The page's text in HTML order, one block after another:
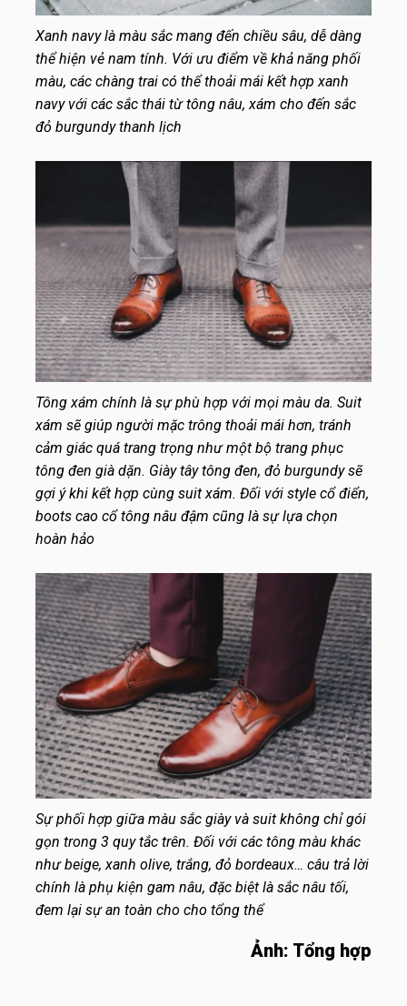
Xanh navy là màu sắc mang đến chiều sâu, dễ dàng
thể hiện vẻ nam tính. Với ưu điểm về khả năng phối
màu, các chàng trai có thể thoải mái kết hợp xanh
navy với các sắc thái từ tông nâu, xám cho đến sắc
đỏ burgundy thanh lịch
Tông xám chính là sự phù hợp với mọi màu da. Suit
xám sẽ giúp người mặc trông thoải mái hơn, tránh
cảm giác quá trang trọng như một bộ trang phục
tông đen già dặn. Giày tây tông đen, đỏ burgundy sẽ
gợi ý khi kết hợp cùng suit xám. Đối với style cổ điển,
boots cao cổ tông nâu đậm cũng là sự lựa chọn
hoàn hảo
Sự phối hợp giữa màu sắc giày và suit không chỉ gói
gọn trong 3 quy tắc trên. Đối với các tông màu khác
như beige, xanh olive, trắng, đỏ bordeaux… câu trả lời
chính là phụ kiện gam nâu, đặc biệt là sắc nâu tối,
đem lại sự an toàn cho cho tổng thể
Ảnh: Tổng hợp